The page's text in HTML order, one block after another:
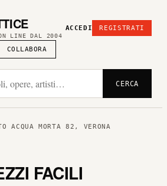
LINE DAL 2004
COLLABORA
ACCEDI REGISTRATI
CERCA
ACQUA MORTA 82, VERONA
FACILI